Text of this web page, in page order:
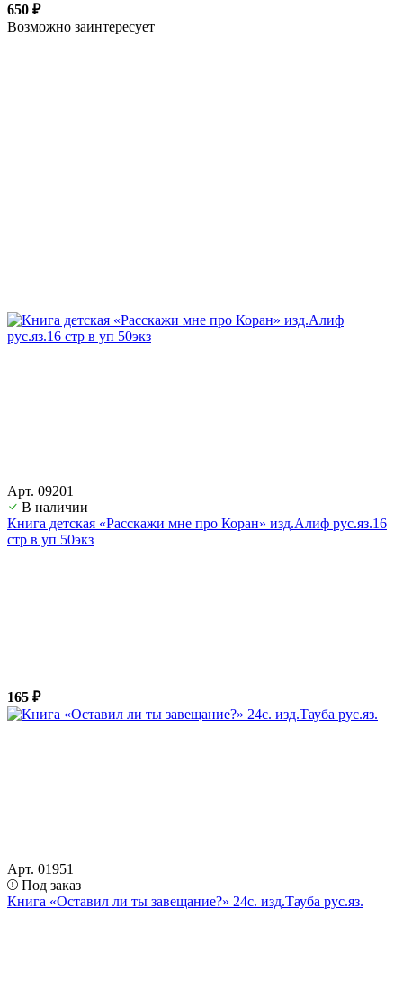
650 ₽
Возможно заинтересует
Арт. 09201
В наличии
Книга детская «Расскажи мне про Коран» изд.Алиф рус.яз.16
стр в уп 50экз
165 ₽
Арт. 01951
Под заказ
Книга «Оставил ли ты завещание?» 24с. изд.Тауба рус.яз.